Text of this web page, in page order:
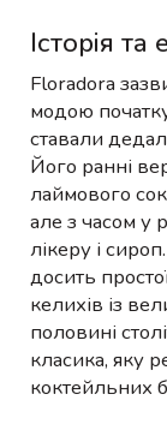
Історія
Floradora
модою початку
ставали
Його ранні
лаймового
але з часом у
лікеру і
досить
келихів із
половині
класика, яку
коктейльних